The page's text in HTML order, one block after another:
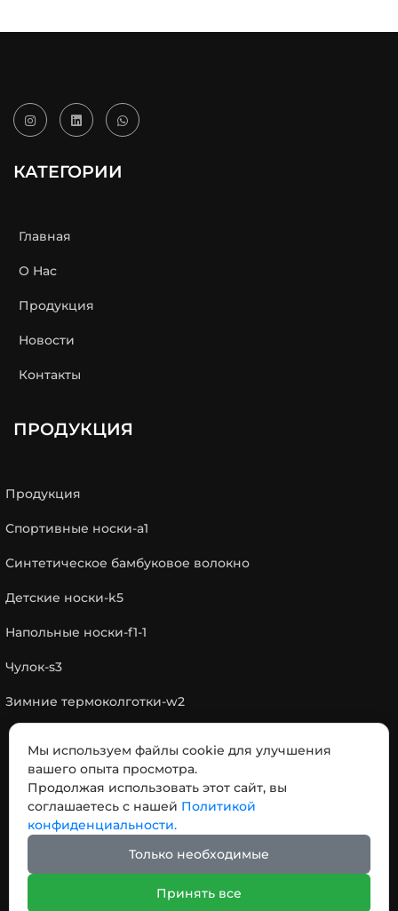
КАТЕГОРИИ
Главная
О Нас
Продукция
Новости
Контакты
ПРОДУКЦИЯ
Продукция
Спортивные носки-a1
Синтетическое бамбуковое волокно
Детские носки-k5
Напольные носки-f1-1
Чулок-s3
Зимние термоколготки-w2
КОНТАКТЫ
Адрес: № 18，Дорога отделения Чэнси,, город
Пинху, провинция Чжэцзян, Китай 314200
+86-19145499065
Email:
Мы используем файлы cookie для улучшения
вашего опыта просмотра.
Продолжая использовать этот сайт, вы
соглашаетесь с нашей Политикой
конфиденциальности.
Только необходимые
Принять все